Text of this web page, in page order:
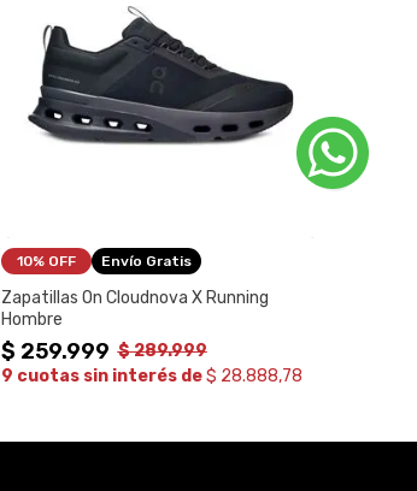
10% OFF Envío Gratis
Zapatillas On Cloudnova X Running
Hombre
$ 259.999 $289.999
9 cuotas sin interés de $ 28.888,78